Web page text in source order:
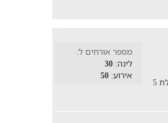
חופשה במישור החוף עם מקום ל-30 איש בוילה מרשימה ומאובזרת הכוללת 5
מספר אורחים ל:
לינה:30
אירוע:50